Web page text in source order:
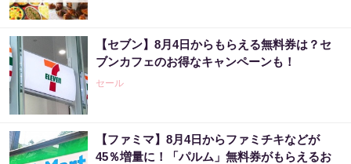
【セブン】8月4日からもらえる無料券は？セ
ブンカフェのお得なキャンペーンも！
セール
【ファミマ】8月4日からファミチキなどが
45％増量に！「パルム」無料券がもらえるお